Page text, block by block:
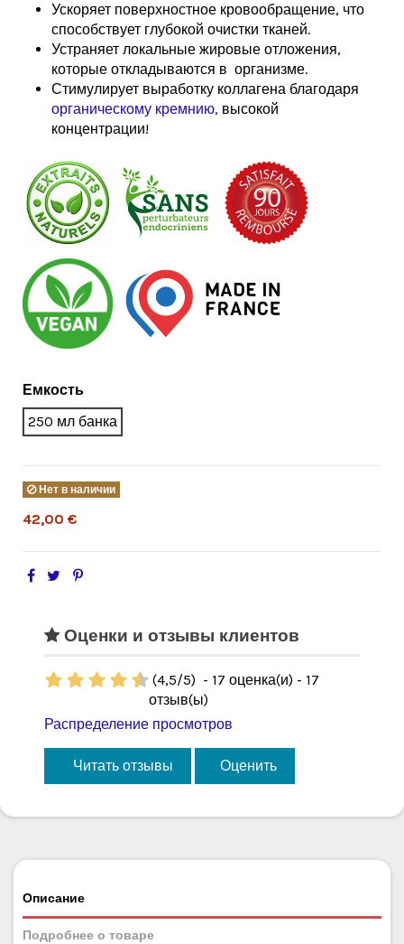
Ускоряет поверхностное кровообращение, что
способствует глубокой очистки тканей.
Устраняет локальные жировые отложения,
которые откладываются в организме.
Стимулирует выработку коллагена благодаря
органическому кремнию, высокой
концентрации!
Емкость
250 мл банка
Нет в наличии
42,00 €
Оценки и отзывы клиентов
(4,5/5) - 17 оценка(и) - 17
отзыв(ы)
Распределение просмотров
Читать отзывы Оценить
Описание
Подробнее о товаре